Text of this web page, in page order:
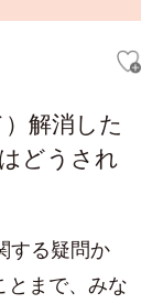
解消した
どうされ
する疑問か
とまで、みな